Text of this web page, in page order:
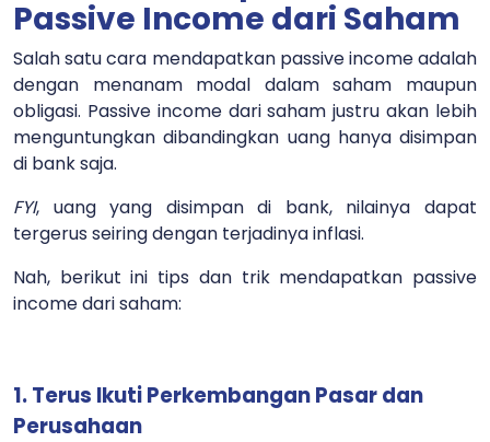
Passive Income dari Saham
Salah satu cara mendapatkan passive income adalah
dengan menanam modal dalam saham maupun
obligasi. Passive income dari saham justru akan lebih
menguntungkan dibandingkan uang hanya disimpan
di bank saja.
FYI, uang yang disimpan di bank, nilainya dapat
tergerus seiring dengan terjadinya inflasi.
Nah, berikut ini tips dan trik mendapatkan passive
income dari saham:
1. Terus Ikuti Perkembangan Pasar dan
Perusahaan